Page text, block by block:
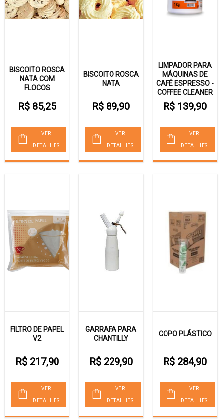
BISCOITO ROSCA
NATA COM
FLOCOS
R$ 85,25
VER
DETALHES
BISCOITO ROSCA
NATA
R$ 89,90
VER
DETALHES
LIMPADOR PARA
MÁQUINAS DE
CAFÉ ESPRESSO -
COFFEE CLEANER
R$ 139,90
VER
DETALHES
FILTRO DE PAPEL
V2
R$ 217,90
VER
DETALHES
GARRAFA PARA
CHANTILLY
R$ 229,90
VER
DETALHES
COPO PLÁSTICO
R$ 284,90
VER
DETALHES